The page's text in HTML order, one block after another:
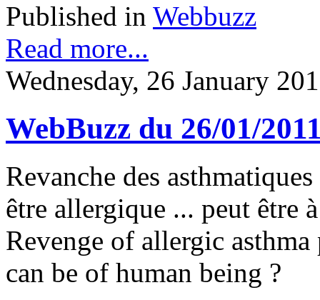
Published in Webbuzz
Read more...
Wednesday, 26 January
WebBuzz du 26/01/
Revanche des
être allergique ... peut être
Revenge of allergic
can be of human being ?